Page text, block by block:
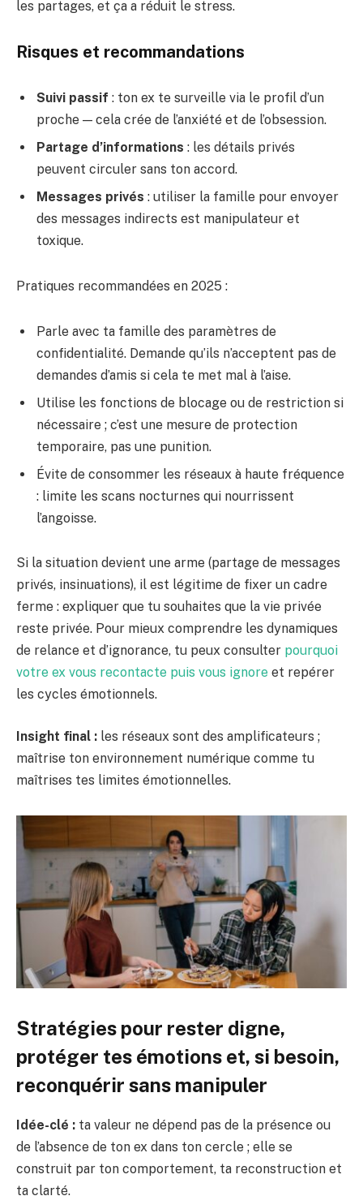
les partages, et ça a réduit le stress.
Risques et recommandations
Suivi passif : ton ex te surveille via le profil d’un
proche — cela crée de l’anxiété et de l’obsession.
Partage d’informations : les détails privés
peuvent circuler sans ton accord.
Messages privés : utiliser la famille pour envoyer
des messages indirects est manipulateur et
toxique.
Pratiques recommandées en 2025 :
Parle avec ta famille des paramètres de
confidentialité. Demande qu’ils n’acceptent pas de
demandes d’amis si cela te met mal à l’aise.
Utilise les fonctions de blocage ou de restriction si
nécessaire ; c’est une mesure de protection
temporaire, pas une punition.
Évite de consommer les réseaux à haute fréquence
: limite les scans nocturnes qui nourrissent
l’angoisse.
Si la situation devient une arme (partage de messages
privés, insinuations), il est légitime de fixer un cadre
ferme : expliquer que tu souhaites que la vie privée
reste privée. Pour mieux comprendre les dynamiques
de relance et d’ignorance, tu peux consulter pourquoi
votre ex vous recontacte puis vous ignore et repérer
les cycles émotionnels.
Insight final : les réseaux sont des amplificateurs ;
maîtrise ton environnement numérique comme tu
maîtrises tes limites émotionnelles.
Stratégies pour rester digne,
protéger tes émotions et, si besoin,
reconquérir sans manipuler
Idée-clé : ta valeur ne dépend pas de la présence ou
de l’absence de ton ex dans ton cercle ; elle se
construit par ton comportement, ta reconstruction et
ta clarté.